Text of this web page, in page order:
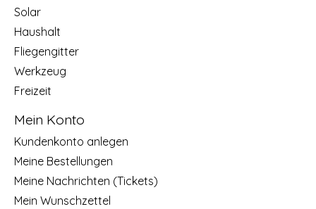
Solar
Haushalt
Fliegengitter
Werkzeug
Freizeit
Mein Konto
Kundenkonto anlegen
Meine Bestellungen
Meine Nachrichten (Tickets)
Mein Wunschzettel